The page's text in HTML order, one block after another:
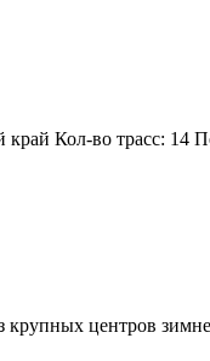
край Кол-во трасс:
центров